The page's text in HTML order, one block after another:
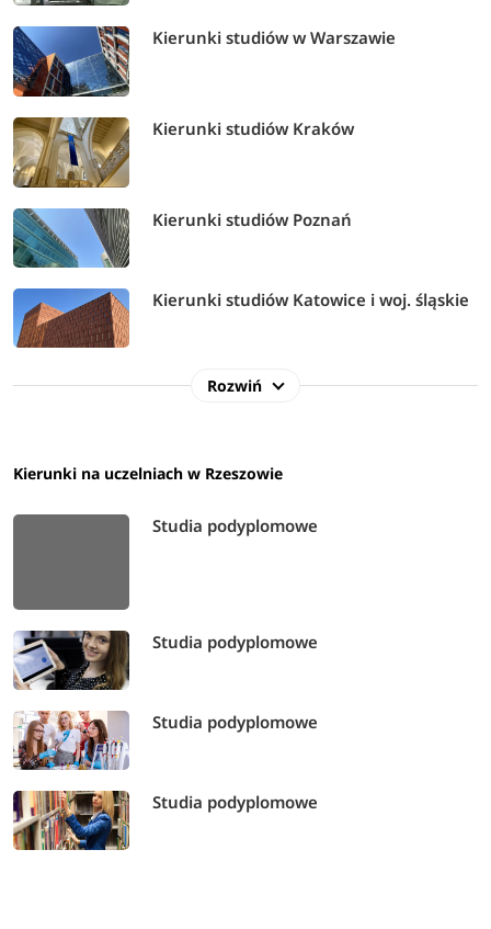
Kierunki studiów w Warszawie
Kierunki studiów Kraków
Kierunki studiów Poznań
Kierunki studiów Katowice i woj. śląskie
Rozwiń
Kierunki na uczelniach w Rzeszowie
Studia podyplomowe
Studia podyplomowe
Studia podyplomowe
Studia podyplomowe